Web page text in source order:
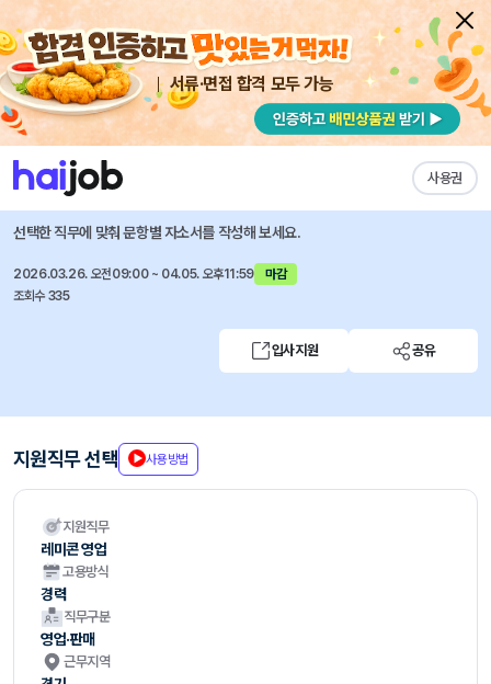
서류·면접 합격 모두 가능
사용권
채용공고 자소서 자유항목 자소서 내 작성목록
아주산업 즐겨찾기
2026 상반기 인재채용
선택한 직무에 맞춰 문항별 자소서를 작성해 보세요.
2026.03.26. 오전09:00 ~ 04.05. 오후11:59
마감
조회수 335
입사지원 공유
지원직무 선택 사용방법
지원직무
레미콘 영업
고용방식
경력
직무구분
영업·판매
근무지역